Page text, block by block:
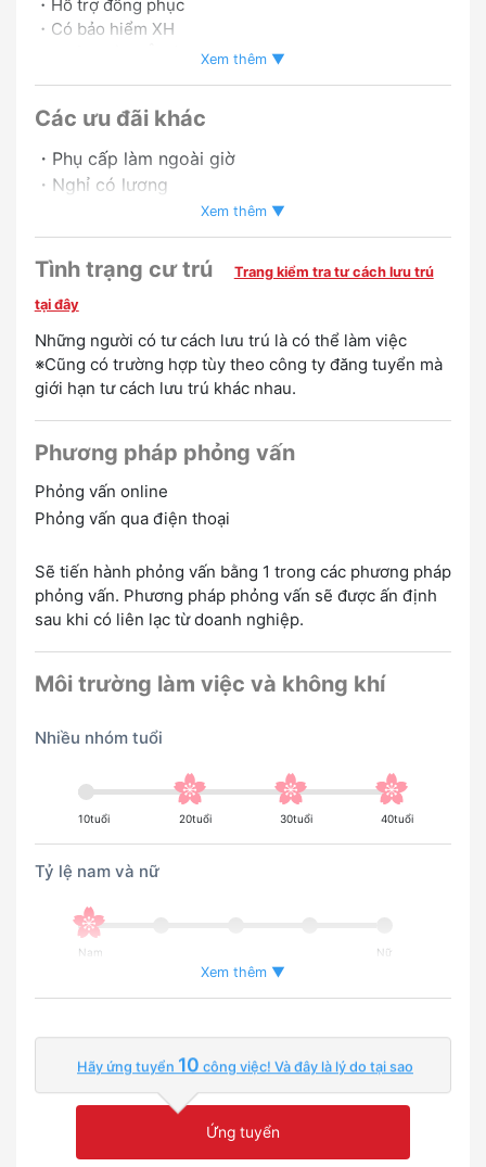
・Hỗ trợ đồng phục
・Có bảo hiểm XH
・Đi làm bằng Ô Tô OK
online OK
Xem thêm ▼
Các ưu đãi khác
・Phụ cấp làm ngoài giờ
・Nghỉ có lương
・Có thể trở thành nhân viên chính thức
・có tăng lương
・Tăng lương cuối tuần và ngày lễ
・Trợ cấp ca đêm
Chào mừng bạn
Ưu đãi người có kinh nghiệm Không có kinh nghiệm OK
Xem thêm ▼
Tình trạng cư trú
Trang kiểm tra tư cách lưu trú
tại đây
Những người có tư cách lưu trú là có thể làm việc
※Cũng có trường hợp tùy theo công ty đăng tuyển mà
giới hạn tư cách lưu trú khác nhau.
Phương pháp phỏng vấn
Phỏng vấn online
Phỏng vấn qua điện thoại
Sẽ tiến hành phỏng vấn bằng 1 trong các phương pháp
phỏng vấn. Phương pháp phỏng vấn sẽ được ấn định
sau khi có liên lạc từ doanh nghiệp.
Môi trường làm việc và không khí
Nhiều nhóm tuổi
10tuổi 20tuổi 30tuổi 40tuổi
Tỷ lệ nam và nữ
Nam Nữ
Tỉ lệ người nước ngoài đang làm việc
Môi trường sử dụng tiếng anh hoặc tiếng mẹ đẻ
Xem thêm ▼
Hãy ứng tuyển 10 công việc! Và đây là lý do tại sao
Ứng tuyển